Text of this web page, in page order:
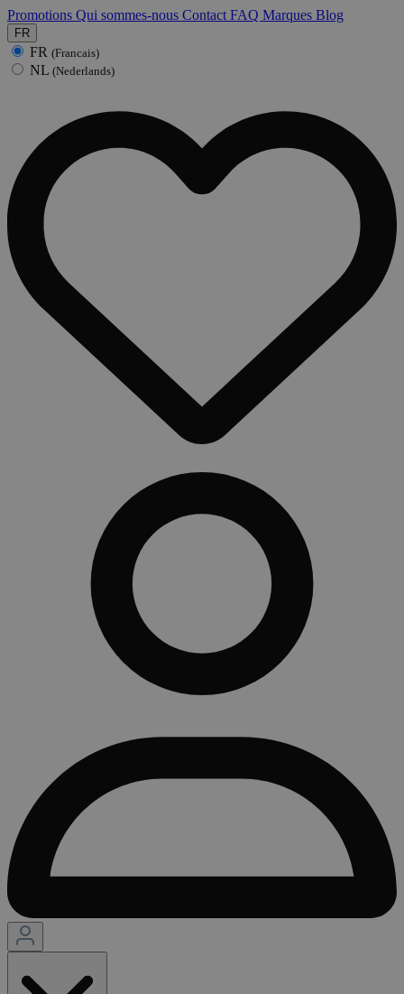
Promotions Qui sommes-nous Contact FAQ Marques Blog
FR
FR (Francais)
NL (Nederlands)